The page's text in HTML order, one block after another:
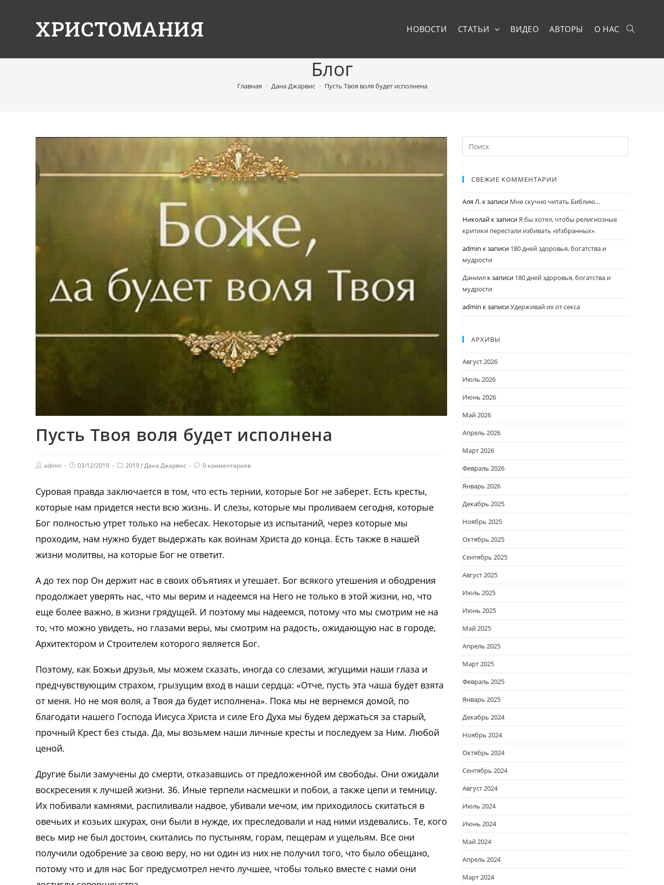
ХРИСТОМАНИЯ НОВОСТИ СТАТЬИ ВИДЕО АВТОРЫ О НАС
Блог
Главная > Дана Джарвис > Пусть Твоя воля будет исполнена
Пусть Твоя воля будет исполнена
admin 03/12/2019 2019/Дана Джарвис 0 комментариев
Суровая правда заключается в том, что есть тернии, которые Бог не заберет. Есть кресты,
которые нам придется нести всю жизнь. И слезы, которые мы проливаем сегодня, которые
Бог полностью утрет только на небесах. Некоторые из испытаний, через которые мы
проходим, нам нужно будет выдержать как воинам Христа до конца. Есть также в нашей
жизни молитвы, на которые Бог не ответит.
А до тех пор Он держит нас в своих объятиях и утешает. Бог всякого утешения и ободрения
продолжает уверять нас, что мы верим и надеемся на Него не только в этой жизни, но, что
еще более важно, в жизни грядущей. И поэтому мы надеемся, потому что мы смотрим не на
то, что можно увидеть, но глазами веры, мы смотрим на радость, ожидающую нас в городе,
Архитектором и Строителем которого является Бог.
Поэтому, как Божьи друзья, мы можем сказать, иногда со слезами, жгущими наши глаза и
предчувствующим страхом, грызущим вход в наши сердца: «Отче, пусть эта чаша будет взята
от меня. Но не моя воля, а Твоя да будет исполнена». Пока мы не вернемся домой, по
благодати нашего Господа Иисуса Христа и силе Его Духа мы будем держаться за старый,
прочный Крест без стыда. Да, мы возьмем наши личные кресты и последуем за Ним. Любой
ценой.
Другие были замучены до смерти, отказавшись от предложенной им свободы. Они ожидали
воскресения к лучшей жизни. 36. Иные терпели насмешки и побои, а также цепи и темницу.
Их побивали камнями, распиливали надвое, убивали мечом, им приходилось скитаться в
овечьих и козьих шкурах, они были в нужде, их преследовали и над ними издевались. Те, кого
весь мир не был достоин, скитались по пустыням, горам, пещерам и ущельям. Все они
получили одобрение за свою веру, но ни один из них не получил того, что было обещано,
потому что и для нас Бог предусмотрел нечто лучшее, чтобы только вместе с нами они
СВЕЖИЕ КОММЕНТАРИИ
Аля Л. к записи Мне скучно читать Библию…
Николай к записиЯ бы хотел, чтобы религиозные
критики перестали избивать «Избранных».
admin к записи 180 дней здоровья, богатства и
мудрости
Даниил к записи 180 дней здоровья, богатства и
мудрости
admin к записиУдерживай их от секса
АРХИВЫ
Август 2026
Июль 2026
Июнь 2026
Май 2026
Апрель 2026
Март 2026
Февраль 2026
Январь 2026
Декабрь 2025
Ноябрь 2025
Октябрь 2025
Сентябрь 2025
Август 2025
Июль 2025
Июнь 2025
Май 2025
Апрель 2025
Март 2025
Февраль 2025
Январь 2025
Декабрь 2024
Ноябрь 2024
Октябрь 2024
Сентябрь 2024
Август 2024
Июль 2024
Июнь 2024
Май 2024
Апрель 2024
Март 2024